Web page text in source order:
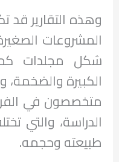
وهذه التقارير
المشروعات
شكل مجلدات
الكبيرة
متخصصون في
الدراسة، والتي
طبيعته وحجمه.